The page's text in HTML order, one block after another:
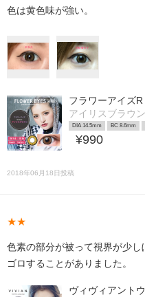
色は黄色味が強い。
フラワーアイズR
アイリスブラウン
DIA 14.5mm BC 8.6mm
¥990
2018年06月18日投稿
★★
色素の部分が被って視界が少
ゴロすることがありました。
ヴィヴィアント